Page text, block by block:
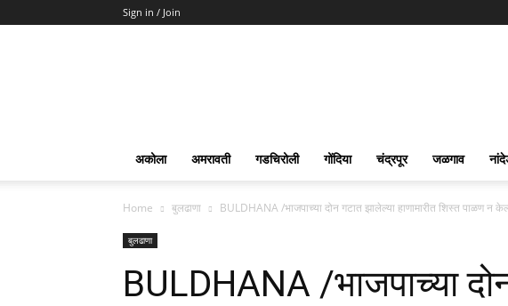
Sign in / Join
अकोला अमरावती गडचिरोली गोंदिया चंद्रपूर जळगाव
Home बुलढाणा BULDHANA /भाजपाच्या दोन गटात झालेल्या हाणामारीत शिस्त पाळण न
बुलढाणा
BULDHANA /भाजपाच्या